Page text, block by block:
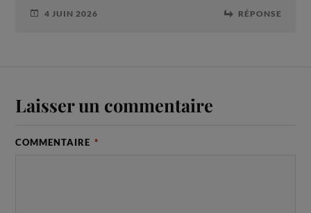
4 JUIN 2026 RÉPONSE
Laisser un commentaire
COMMENTAIRE *